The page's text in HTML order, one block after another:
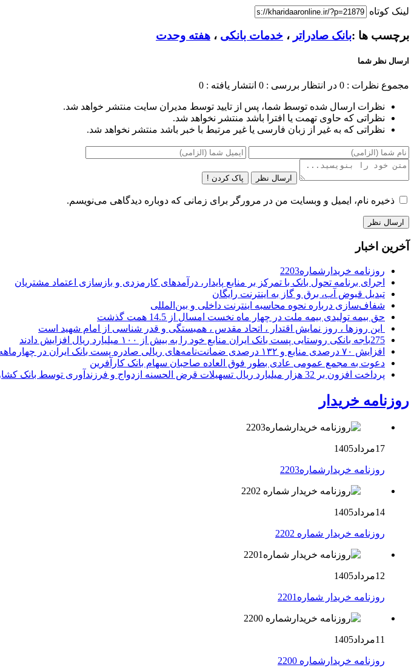
لینک کوتاه
برچسب ها :بانک صادراتر ، خدمات بانکی ، هفته وحدت
ارسال نظر شما
مجموع نظرات : 0 در انتظار بررسی : 0 انتشار یافته : 0
نظرات ارسال شده توسط شما، پس از تایید توسط مدیران سایت منتشر خواهد شد.
نظراتی که حاوی تهمت یا افترا باشد منتشر نخواهد شد.
نظراتی که به غیر از زبان فارسی یا غیر مرتبط با خبر باشد منتشر نخواهد شد.
ارسال نظر پاک کردن !
ذخیره نام، ایمیل و وبسایت من در مرورگر برای زمانی که دوباره دیدگاهی می‌نویسم.
آخرین اخبار
روزنامه خریدارشماره2203
اجرای برنامه تحول بانک با تمرکز بر منابع پایدار، درآمدهای کارمزدی و بازسازی اعتماد مشتریان
تبدیل قبوض آب، برق و گاز به اینترنت رایگان
شفاف‌سازی درباره نحوه محاسبه اینترنت داخلی و بین‌المللی
حق بیمه تولیدی بیمه ملت در چهار ماه نخست امسال از 14.5 همت گذشت
این روزها ، روز نمایش اقتدار ، اتحاد مقدس ، همبستگی و قدر شناسی از امام شهید است
275باجه بانکی روستایی پست بانک ایران منابع خود را به بیش از ۱۰۰ میلیارد ریال افزایش دادند
افزایش ۷۰ درصدی منابع و ۱۳۲ درصدی ضمانت‌نامه‌های ریالی صادره پست بانک ایران در چهارماهه اول سال 1405
دعوت به مجمع عمومی عادی بطور فوق العاده صاحبان سهام بانک کارآفرین
پرداخت افزون بر 32 هزار میلیارد ریال تسهیلات قرض الحسنه ازدواج و فرزندآوری توسط بانک کشاورزی
روزنامه خریدار
17مرداد1405
روزنامه خریدارشماره2203
14مرداد1405
روزنامه خریدار شماره 2202
12مرداد1405
روزنامه خریدار شماره2201
11مرداد1405
روزنامه خریدارشماره 2200